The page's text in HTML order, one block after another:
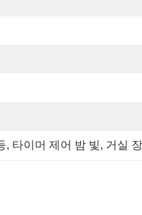
, 타이머 제어 밤 빛, 거실